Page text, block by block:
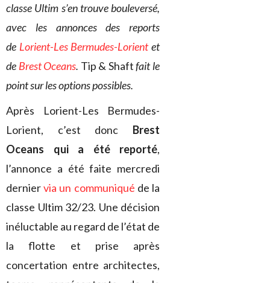
classe Ultim s’en trouve bouleversé,
avec les annonces des reports
de Lorient-Les Bermudes-Lorientet
de Brest Oceans. Tip & Shaftfait le
point sur les options possibles.
Après Lorient-Les Bermudes-
Lorient, c’est donc Brest
Oceans qui a été reporté,
l’annonce a été faite mercredi
derniervia un communiqué de la
classe Ultim 32/23. Une décision
inéluctable au regard de l’état de
la flotte et prise après
concertation entre architectes,